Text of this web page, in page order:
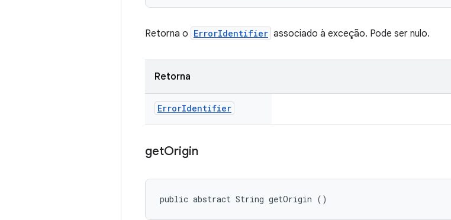
Retorna o ErrorIdentifier associado à exceção. Pode ser nulo.
Retorna
ErrorIdentifier
getOrigin
public abstract String getOrigin ()